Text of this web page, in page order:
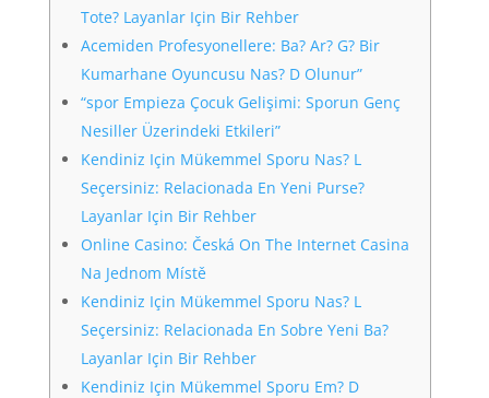
Tote? Layanlar Için Bir Rehber
Acemiden Profesyonellere: Ba? Ar? G? Bir
Kumarhane Oyuncusu Nas? D Olunur”
“spor Empieza Çocuk Gelişimi: Sporun Genç
Nesiller Üzerindeki Etkileri”
Kendiniz Için Mükemmel Sporu Nas? L
Seçersiniz: Relacionada En Yeni Purse?
Layanlar Için Bir Rehber
Online Casino: Česká On The Internet Casina
Na Jednom Místě ️
Kendiniz Için Mükemmel Sporu Nas? L
Seçersiniz: Relacionada En Sobre Yeni Ba?
Layanlar Için Bir Rehber
Kendiniz Için Mükemmel Sporu Em? D